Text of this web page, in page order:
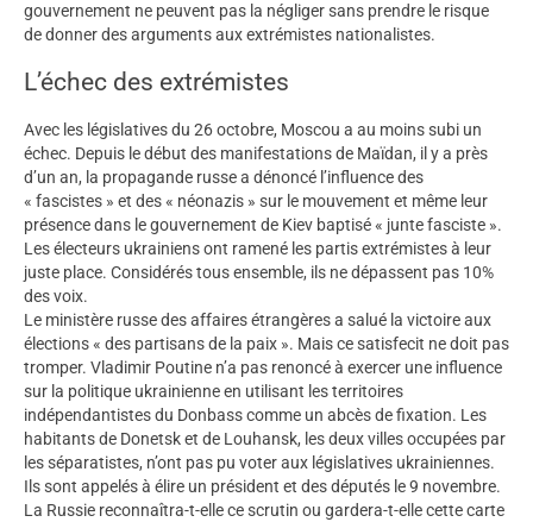
gouvernement ne peuvent pas la négliger sans prendre le risque
de donner des arguments aux extrémistes nationalistes.
L’échec des extrémistes
Avec les législatives du 26 octobre, Moscou a au moins subi un
échec. Depuis le début des manifestations de Maïdan, il y a près
d’un an, la propagande russe a dénoncé l’influence des
« fascistes » et des « néonazis » sur le mouvement et même leur
présence dans le gouvernement de Kiev baptisé « junte fasciste ».
Les électeurs ukrainiens ont ramené les partis extrémistes à leur
juste place. Considérés tous ensemble, ils ne dépassent pas 10%
des voix.
Le ministère russe des affaires étrangères a salué la victoire aux
élections « des partisans de la paix ». Mais ce satisfecit ne doit pas
tromper. Vladimir Poutine n’a pas renoncé à exercer une influence
sur la politique ukrainienne en utilisant les territoires
indépendantistes du Donbass comme un abcès de fixation. Les
habitants de Donetsk et de Louhansk, les deux villes occupées par
les séparatistes, n’ont pas pu voter aux législatives ukrainiennes.
Ils sont appelés à élire un président et des députés le 9 novembre.
La Russie reconnaîtra-t-elle ce scrutin ou gardera-t-elle cette carte